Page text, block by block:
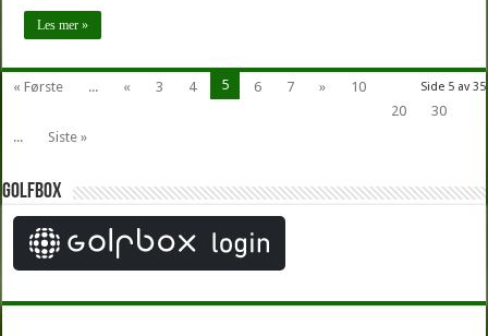
Les mer »
Side 5 av 35
« Første ... « 3 4 5 6 7 »
10
20
30
...
Siste »
Golfbox